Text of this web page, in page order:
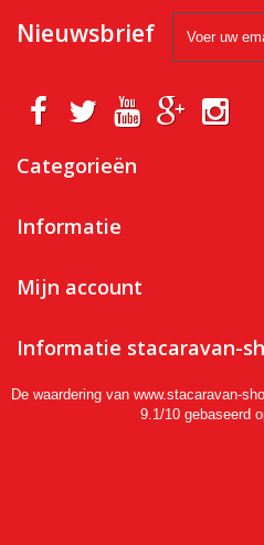
Nieuwsbrief
Categorieën
Informatie
Mijn account
Informatie stacaravan-
De waardering van www.stacaravan-
9.1/10 gebaseerd